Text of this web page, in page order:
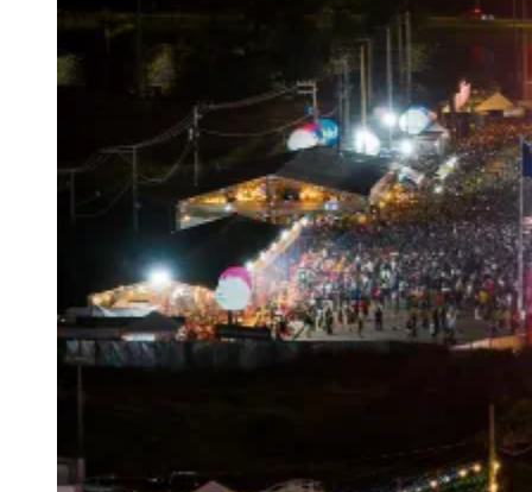
Parque Imperial Parque VianaPirapora
do Bom JesusRecanto Phrynéa
Parnaíba
Tamboré Vale do Sol Vila Barros
do Conde
Vila Engenho Novo Vila Márcia
Vila Nossa Sra. da
Votupoca
Anuncie no Portal
Guia de Empresas
Divulgar Vagas Novo
Publicidade Legal
Negócios Regionais
Turismo
Segurança Regional
Hospitais Estaduais
Parques & Represas
RochaFrancisco Morato
São Roque
Para Sua Empresa